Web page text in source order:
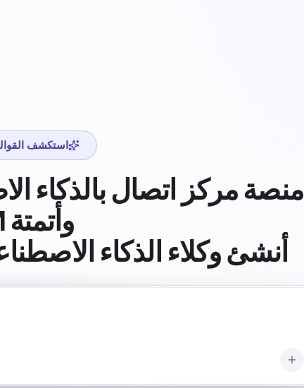
استكشف
منصة مركز اتصال بالذكاء
وأتمتة CRM
أنشئ وكلاء الذكاء